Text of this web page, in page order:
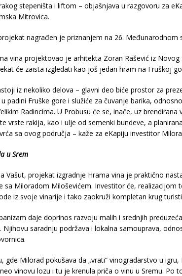
stepeništa i liftom – objašnjava u razgovoru za
Mitrovica.
nagrađen je priznanjem na 26. Međunarodnom
vina projektovao je arhitekta Zoran Rašević iz Novog
će zaista izgledati kao još jedan hram na Fruškoj
iz nekoliko delova – glavni deo biće prostor za
padini Fruške gore i služiće za čuvanje barika,
Radincima. U Probusu će se, inače, uz brendirana
vrste rakija, kao i ulje od semenki bundeve, a
sa ovog područja – kaže za eKapiju investitor
u Srem
Vašut, projekat izgradnje Hrama vina je praktično
sa Miloradom Miloševićem. Investitor će, realizacijom
iz svoje vinarije i tako zaokruži kompletan krug
daje doprinos razvoju malih i srednjih
Njihovu saradnju podržava i lokalna samouprava,
gde Milorad pokušava da „vrati“ vinogradarstvo u
vinovu lozu i tu je krenula priča o vinu u Sremu. Po